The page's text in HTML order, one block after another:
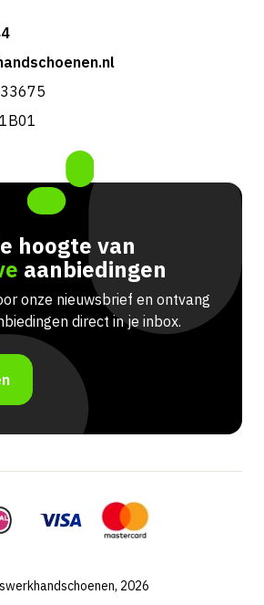
hoogte van
aanbiedingen
onze nieuwsbrief en ontvang
direct in je inbox.
2026